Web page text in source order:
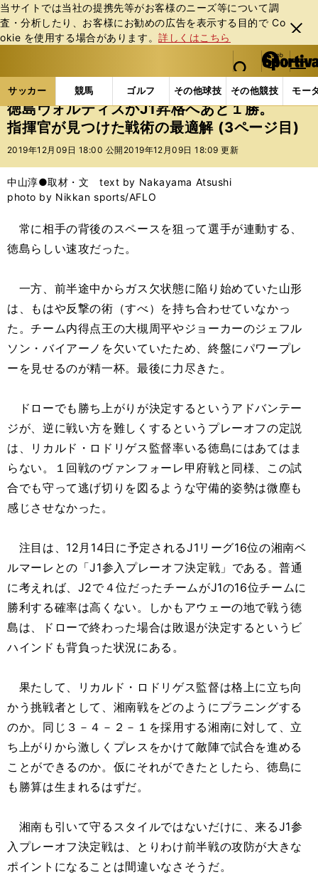
当サイトでは当社の提携先等がお客様のニーズ等について調
査・分析したり、お客様にお勧めの広告を表⽰する⽬的で Co
okie を使⽤する場合があります。詳しくはこちら
閉じ
る
web Sportiva (webスポルティーバ)
検索
マイペ
ー
ジ
メニュ
サッカー 競馬 ゴルフ その他球技 その他競技 モー
ス
ポ
ル
バ
サッカーの記事一覧 Jリーグ他 Jリーグ 徳島ヴ
徳島ヴォルティスがJ1昇格へあと１勝。
指揮官が見つけた戦術の最適解 (3ページ目)
2019年12月09日 18:00 公開 2019年12月09日 18:09 更新
中山淳●取材・文 text by Nakayama Atsushi
photo by Nikkan sports/AFLO
常に相手の背後のスペースを狙って選手が連動する、
徳島らしい速攻だった。
一方、前半途中からガス欠状態に陥り始めていた山形
は、もはや反撃の術（すべ）を持ち合わせていなかっ
た。チーム内得点王の大槻周平やジョーカーのジェフル
ソン・バイアーノを欠いていたため、終盤にパワープレ
ーを見せるのが精一杯。最後に力尽きた。
ドローでも勝ち上がりが決定するというアドバンテー
ジが、逆に戦い方を難しくするというプレーオフの定説
は、リカルド・ロドリゲス監督率いる徳島にはあてはま
らない。１回戦のヴァンフォーレ甲府戦と同様、この試
合でも守って逃げ切りを図るような守備的姿勢は微塵も
感じさせなかった。
注目は、12月14日に予定されるJ1リーグ16位の湘南ベ
ルマーレとの「J1参入プレーオフ決定戦」である。普通
に考えれば、J2で４位だったチームがJ1の16位チームに
勝利する確率は高くない。しかもアウェーの地で戦う徳
島は、ドローで終わった場合は敗退が決定するというビ
ハインドも背負った状況にある。
果たして、リカルド・ロドリゲス監督は格上に立ち向
かう挑戦者として、湘南戦をどのようにプラニングする
のか。同じ３－４－２－１を採用する湘南に対して、立
ち上がりから激しくプレスをかけて敵陣で試合を進める
ことができるのか。仮にそれができたとしたら、徳島に
も勝算は生まれるはずだ。
湘南も引いて守るスタイルではないだけに、来るJ1参
入プレーオフ決定戦は、とりわけ前半戦の攻防が大きな
ポイントになることは間違いなさそうだ。